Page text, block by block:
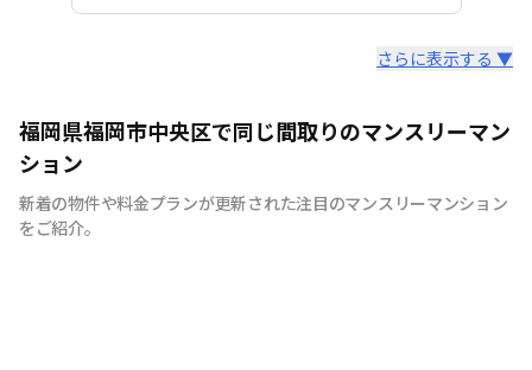
私たちは福岡の街が大好きです。だからこそ知って欲しい
福岡の魅力。 滞在中の宿泊費を少しでも安く抑える事に
より魅力ある福岡を大いに満喫していただきたいから。
それが私たちの想いです。
さらに表示する ▼
福岡県福岡市中央区で同じ間取りのマンスリーマン
ション
新着の物件や料金プランが更新された注目のマンスリーマンション
をご紹介。